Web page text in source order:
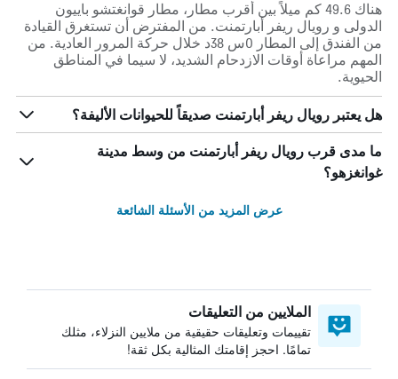
هناك 49.6 كم ميلاً بين أقرب مطار، مطار قوانغتشو باييون
الدولى و رويال ريفر أبارتمنت. من المفترض أن تستغرق القيادة
من الفندق إلى المطار 0س 38د خلال حركة المرور العادية. من
المهم مراعاة أوقات الازدحام الشديد، لا سيما في المناطق
الحيوية.
هل يعتبر رويال ريفر أبارتمنت صديقاً للحيوانات الأليفة؟
ما مدى قرب رويال ريفر أبارتمنت من وسط مدينة
غوانغزهو؟
عرض المزيد من الأسئلة الشائعة
الملايين من التعليقات
تقييمات وتعليقات حقيقية من ملايين النزلاء، مثلك
تمامًا. احجز إقامتك المثالية بكل ثقة!